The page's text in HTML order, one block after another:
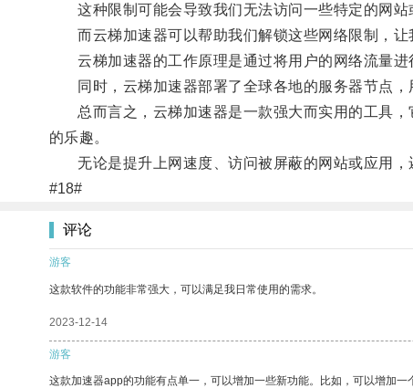
这种限制可能会导致我们无法访问一些特定的网站
而云梯加速器可以帮助我们解锁这些网络限制，让
云梯加速器的工作原理是通过将用户的网络流量进
同时，云梯加速器部署了全球各地的服务器节点，
总而言之，云梯加速器是一款强大而实用的工具，
的乐趣。
无论是提升上网速度、访问被屏蔽的网站或应用，
#18#
评论
游客
这款软件的功能非常强大，可以满足我日常使用的需求。
2023-12-14
游客
这款加速器app的功能有点单一，可以增加一些新功能。比如，可以增加